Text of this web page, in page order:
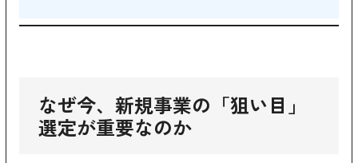
なぜ今、新規事業の「狙い目」
選定が重要なのか